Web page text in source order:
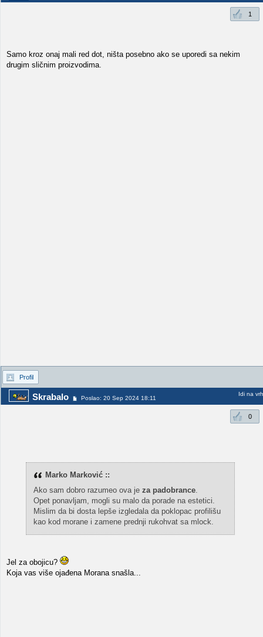
1
Samo kroz onaj mali red dot, ništa posebno ako se uporedi sa nekim
drugim sličnim proizvodima.
Profil
Skrabalo Poslao: 20 Sep 2024 18:11
Idi na vrh
0
Marko Marković ::
Ako sam dobro razumeo ova je za padobrance.
Opet ponavljam, mogli su malo da porade na estetici.
Mislim da bi dosta lepše izgledala da poklopac profilišu
kao kod morane i zamene prednji rukohvat sa mlock.
Jel za obojicu?
Koja vas više ojađena Morana snašla...